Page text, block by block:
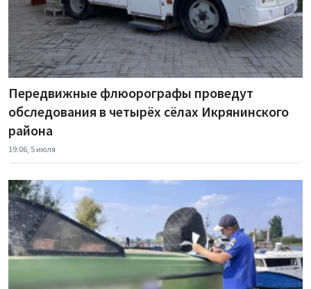
Передвижные флюорографы проведут
обследования в четырёх сёлах Икрянинского
района
19:06, 5 июля